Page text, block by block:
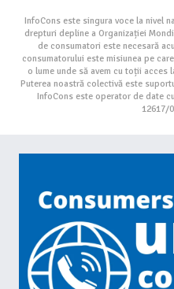
InfoCons este singura voce la nivel
drepturi depline a Organizației
de consumatori este necesară
consumatorului este misiunea pe
o lume unde să avem cu toții
Puterea noastră colectivă este
InfoCons este operator de date
12617/